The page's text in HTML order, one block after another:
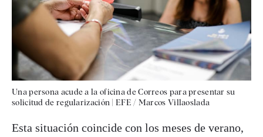
Una persona acude a la oficina de Correos para presentar su
solicitud de regularización |EFE / Marcos Villaoslada
Esta situación coincide con los meses de verano,